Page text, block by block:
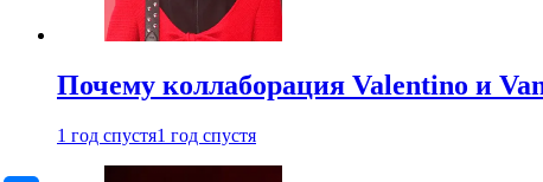
Почему коллаборация Valentino и
1 год спустя1 год спустя